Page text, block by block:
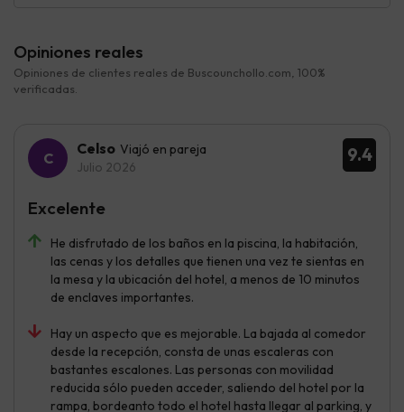
Opiniones reales
Opiniones de clientes reales de Buscounchollo.com, 100%
verificadas.
9.4
Celso Viajó en pareja
Julio 2026
He disfrutado de los baños en la piscina, la habitación,
las cenas y los detalles que tienen una vez te sientas en
la mesa y la ubicación del hotel, a menos de 10 minutos
de enclaves importantes.
Hay un aspecto que es mejorable. La bajada al comedor
desde la recepción, consta de unas escaleras con
bastantes escalones. Las personas con movilidad
reducida sólo pueden acceder, saliendo del hotel por la
rampa, bordeanto todo el hotel hasta llegar al parking, y
Excelente